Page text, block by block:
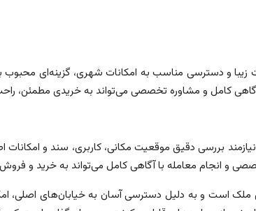
زیبا و دسترسی مناسب به امکانات شهری، گزینه‌ای
کامل و مشاوره تخصصی می‌تواند به خریدی مطمئن،
بررسی دقیق موقعیت مکانی، کاربری، سند و
و انجام معامله با آگاهی کامل می‌تواند به خرید و
است و به دلیل دسترسی آسان به خیابان‌های اصلی،